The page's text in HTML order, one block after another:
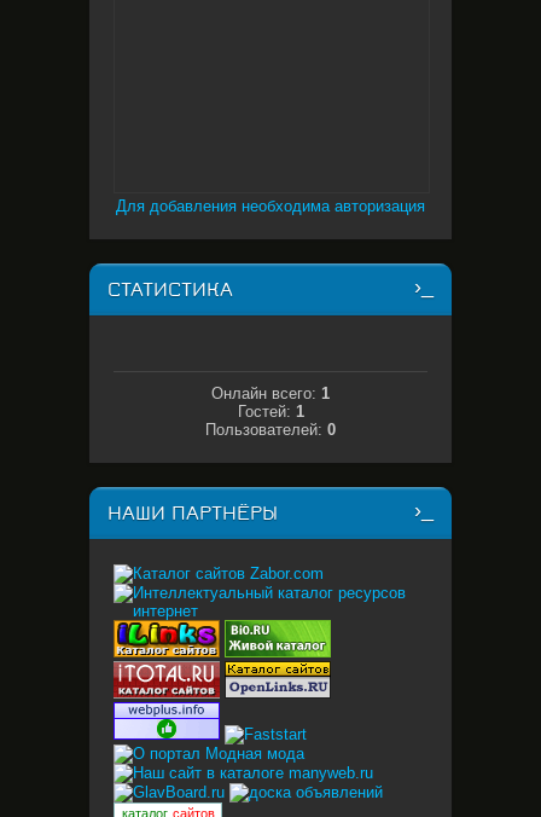
Для добавления необходима авторизация
СТАТИСТИКА
Онлайн всего: 1
Гостей: 1
Пользователей: 0
НАШИ ПАРТНЁРЫ
каталог сайтов